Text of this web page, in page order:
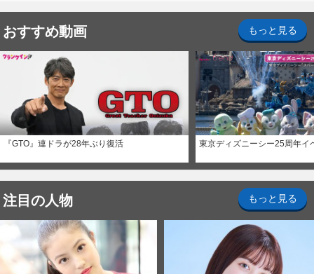
おすすめ動画 もっと見る
『GTO』連ドラが28年ぶり復活 東京ディズニーシー25周年イ
注目の人物 もっと見る